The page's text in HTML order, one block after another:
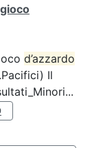
d’azzardo
Il